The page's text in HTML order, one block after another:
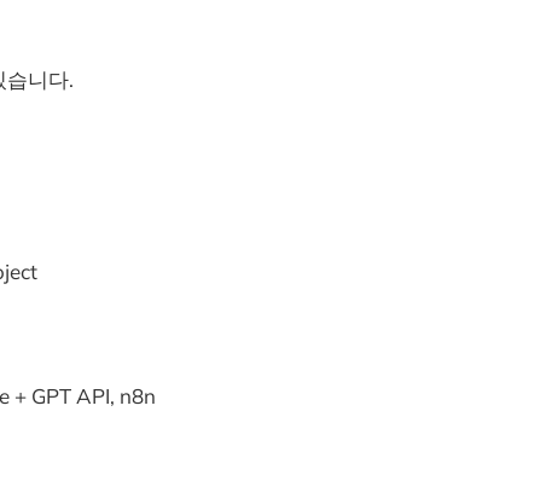
습니다.
+ GPT API, n8n